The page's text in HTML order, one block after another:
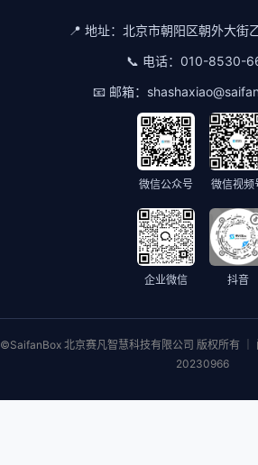
📍 地址： 北京市朝阳区朝外大街
📞 电话： 010-8530-
📧 邮箱：
微信公众号 微信视频
企业微信 抖音
©SaifanBox 北京赛凡智慧科技有限公司 版权所有
20230966